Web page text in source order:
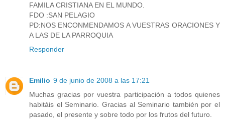
FAMILA CRISTIANA EN EL MUNDO.
FDO :SAN PELAGIO
PD:NOS ENCONMENDAMOS A VUESTRAS ORACIONES Y
A LAS DE LA PARROQUIA
Responder
Emilio 9 de junio de 2008 a las 17:21
Muchas gracias por vuestra participación a todos quienes
habitáis el Seminario. Gracias al Seminario también por el
pasado, el presente y sobre todo por los frutos del futuro.